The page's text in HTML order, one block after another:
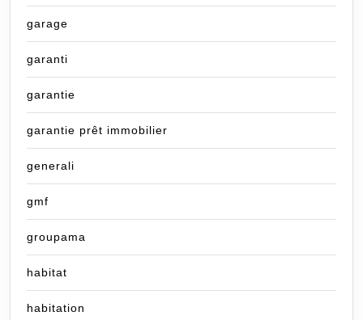
garage
garanti
garantie
garantie prêt immobilier
generali
gmf
groupama
habitat
habitation